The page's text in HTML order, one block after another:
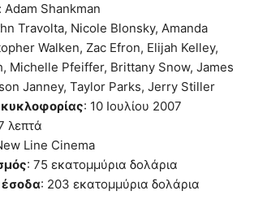
: Adam Shankman
Travolta, Nicole Blonsky, Amanda
Walken, Zac Efron, Elijah Kelley,
Michelle Pfeiffer, Brittany Snow, James
Janney, Taylor Parks, Jerry Stiller
: 10 Ιουλίου 2007
λεπτά
Line Cinema
: 75 εκατομμύρια δολάρια
: 203 εκατομμύρια δολάρια